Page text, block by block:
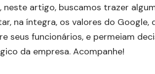
neste artigo, buscamos trazer
na íntegra, os valores do Google,
seus funcionários, e permeiam
da empresa. Acompanhe!